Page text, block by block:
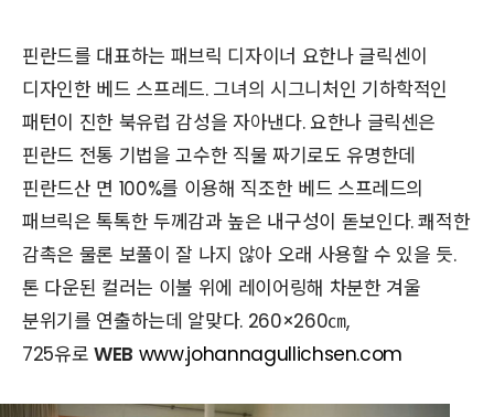
핀란드를 대표하는 패브릭 디자이너 요한나 글릭센이
디자인한 베드 스프레드. 그녀의 시그니처인 기하학적인
패턴이 진한 북유럽 감성을 자아낸다. 요한나 글릭센은
핀란드 전통 기법을 고수한 직물 짜기로도 유명한데
핀란드산 면 100%를 이용해 직조한 베드 스프레드의
패브릭은 톡톡한 두께감과 높은 내구성이 돋보인다. 쾌적한
감촉은 물론 보풀이 잘 나지 않아 오래 사용할 수 있을 듯.
톤 다운된 컬러는 이불 위에 레이어링해 차분한 겨울
분위기를 연출하는데 알맞다. 260×260㎝,
725유로 WEB www.johannagullichsen.com